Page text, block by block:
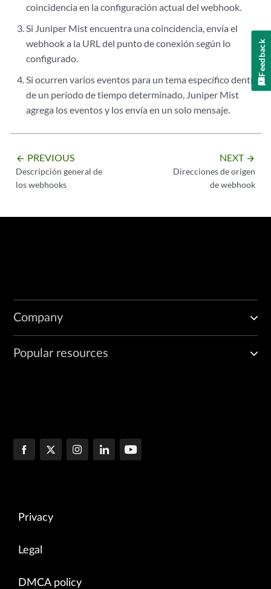
coincidencia en la configuración actual del webhook.
Si Juniper Mist encuentra una coincidencia, envía el
webhook a la URL del punto de conexión según lo
configurado.
Si ocurren varios eventos para un tema específico dentro
de un período de tiempo determinado, Juniper Mist
agrega los eventos y los envía en un solo mensaje.
arrow_backward PREVIOUS
Descripción general de
los webhooks
NEXT arrow_forward
Direcciones de origen
de webhook
Company
Popular resources
Privacy
Legal
DMCA policy
Feedback